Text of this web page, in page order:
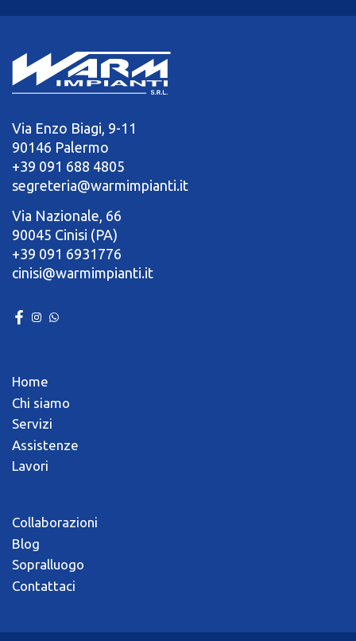
Via Enzo Biagi, 9-11
90146 Palermo
+39 091 688 4805
segreteria@warmimpianti.it
Via Nazionale, 66
90045 Cinisi (PA)
+39 091 6931776
cinisi@warmimpianti.it
Home
Chi siamo
Servizi
Assistenze
Lavori
Collaborazioni
Blog
Sopralluogo
Contattaci